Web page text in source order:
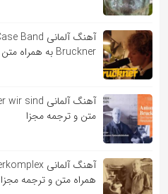
Bruckner به همراه متن و ترجمه مجزا
متن و ترجمه مجزا
همراه متن و ترجمه مجزا